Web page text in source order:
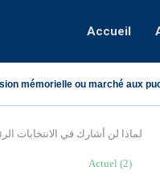
Accueil
mémorielle ou marché aux
لماذا لن أشارك في الانتخابات
Actuel (2)